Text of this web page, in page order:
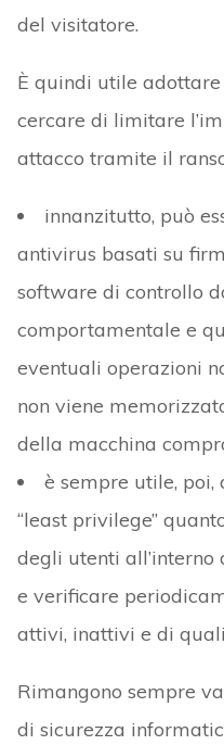
del visitatore.
È quindi utile
cercare di limitare
attacco tramite il
innanzitutto, può
antivirus basati su
software di controllo
comportamentale e
eventuali operazioni
non viene
della macchina
è sempre utile,
“least privilege”
degli utenti
e verificare
attivi, inattivi e di
Rimangono sempre
di sicurezza